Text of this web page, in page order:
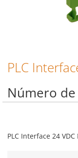
Saltar
al
de
la
imágenes
PLC
Número
PLC Interface 24 VDC